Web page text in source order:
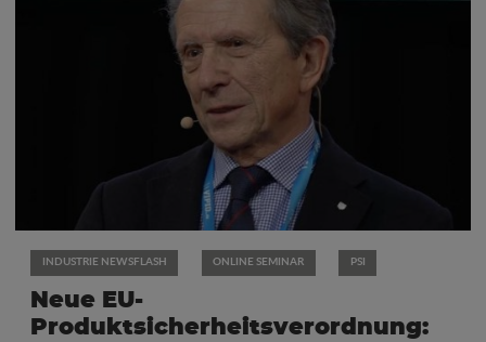
INDUSTRIE NEWSFLASH ONLINE SEMINAR PSI
Neue EU-
Produktsicherheitsverordnung: